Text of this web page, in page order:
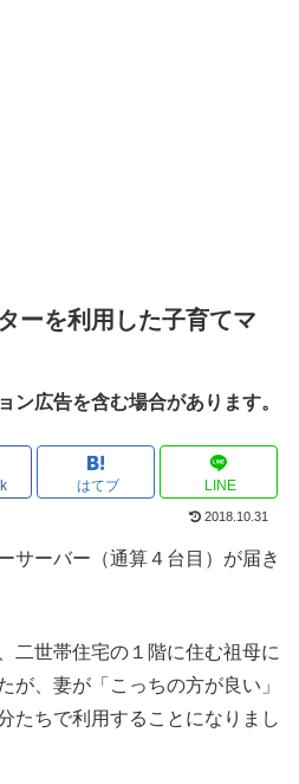
ーを利用した子育てマ
広告を含む場合があります。
はてブ LINE
2018.10.31
サーバー（通算４台目）が届き
二世帯住宅の１階に住む祖母に
が、妻が「こっちの方が良い」
たちで利用することになりまし